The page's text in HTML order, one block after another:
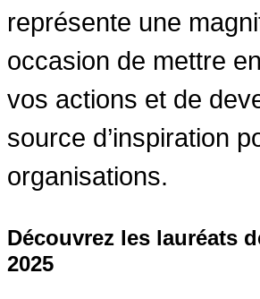
représente une
occasion de mettre
vos actions et de
source d’inspiration
organisations.
Découvrez les lauréats
2025